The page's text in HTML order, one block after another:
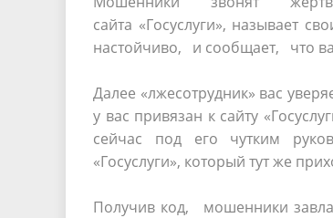
сайта «Госуслуги», называет
настойчиво, и сообщает, что
Далее «лжесотрудник» вас
у вас привязан к сайту
сейчас под его чутким
«Госуслуги», который тут же
Получив код, мошенники